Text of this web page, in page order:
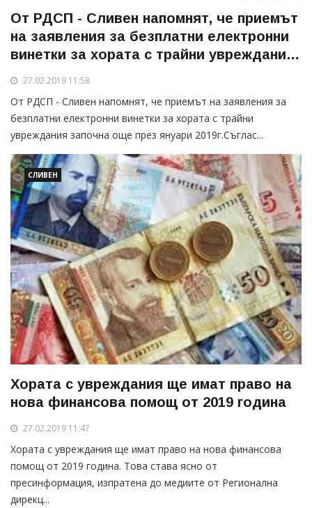
От РДСП - Сливен напомнят, че приемът
на заявления за безплатни електронни
винетки за хората с трайни увреждания
27.02.2019 11:58
От РДСП - Сливен напомнят, че приемът на заявления за
безплатни електронни винетки за хората с трайни
увреждания започна още през януари 2019г.Съглас...
СЛИВЕН
Хората с увреждания ще имат право на
нова финансова помощ от 2019 година
27.02.2019 11:47
Хората с увреждания ще имат право на нова финансова
помощ от 2019 година. Това става ясно от
пресинформация, изпратена до медиите от Регионална
дирекц...